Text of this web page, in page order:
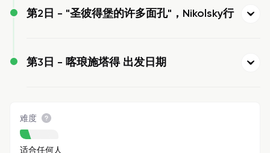
第2日 - "圣彼得堡的许多面孔"，Nikolsky行
第3日 - 喀琅施塔得 出发日期
难度
适合任何人